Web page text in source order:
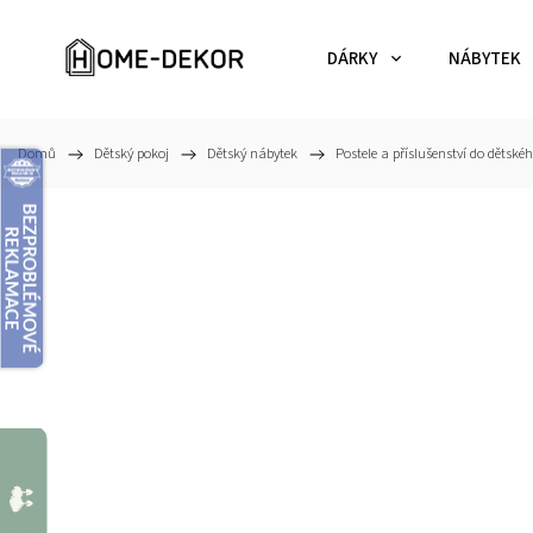
DÁRKY NÁBYTEK
Domů / Dětský pokoj / Dětský nábytek / Postele a příslušenství do